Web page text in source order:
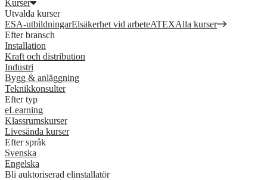
Kurser
Utvalda kurser
ESA-utbildningarElsäkerhet vid arbeteATEXAlla kurser
Efter bransch
Installation
Kraft och distribution
Industri
Bygg & anläggning
Teknikkonsulter
Efter typ
eLearning
Klassrumskurser
Livesända kurser
Efter språk
Svenska
Engelska
Bli auktoriserad elinstallatör